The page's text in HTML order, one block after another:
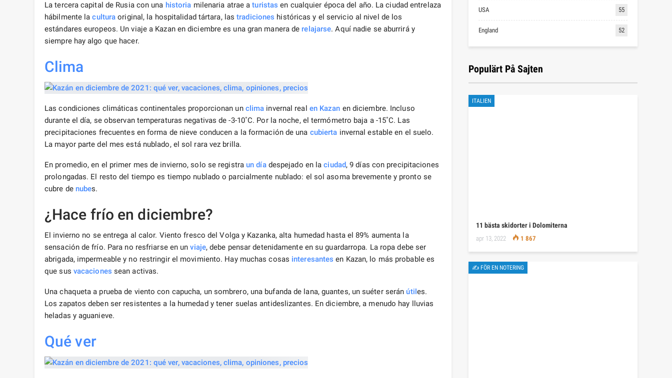
La tercera capital de Rusia con una historia milenaria atrae aturistas en cualquier época del año. La ciudad entrelaza
hábilmente lacultura original, la hospitalidad tártara, lastradiciones históricas y el servicio al nivel de los
estándares europeos. Un viaje a Kazan en diciembre es una gran manera de relajarse. Aquí nadie se aburrirá y
siempre hay algo que hacer.
Clima
Las condiciones climáticas continentales proporcionan un clima invernal real en Kazan en diciembre. Incluso
durante el día, se observan temperaturas negativas de -3-10˚С. Por la noche, el termómetro baja a -15˚С. Las
precipitaciones frecuentes en forma de nieve conducen a la formación de una cubierta invernal estable en el suelo.
La mayor parte del mes está nublado, el sol rara vez brilla.
En promedio, en el primer mes de invierno, solo se registra un díadespejado en laciudad, 9 días con precipitaciones
prolongadas. El resto del tiempo es tiempo nublado o parcialmente nublado: el sol asoma brevemente y pronto se
cubre de nubes.
¿Hace frío en diciembre?
El invierno no se entrega al calor. Viento fresco del Volga y Kazanka, alta humedad hasta el 89% aumenta la
sensación de frío. Para no resfriarse en unviaje, debe pensar detenidamente en su guardarropa. La ropa debe ser
abrigada, impermeable y no restringir el movimiento. Hay muchas cosas interesantes en Kazan, lo más probable es
que sus vacaciones sean activas.
Una chaqueta a prueba de viento con capucha, un sombrero, una bufanda de lana, guantes, un suéter seránútiles.
Los zapatos deben ser resistentes a la humedad y tener suelas antideslizantes. En diciembre, a menudo hay lluvias
heladas y aguanieve.
Qué ver
USA 55
England 52
Populärt På Sajten
ITALIEN
11 bästa skidorter i Dolomiterna
apr 13, 2022 1 867
✍ FÖR EN NOTERING